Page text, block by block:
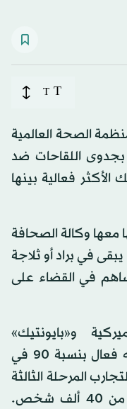
T
T
الصحة العالمية
بجدوى اللقاحات ضد
فعالية بينها
معها وكالة الصحافة
يبقى في براد أو ثلاجة
في القضاء على
و«بايونتيك»
الألمانية، الاثنين، عن لقاح تطورانه فعال بنسبة 90 في
المرحلة الثالثة
من هذا اللقاح التي تشمل أكثر من 40 ألف شخص.